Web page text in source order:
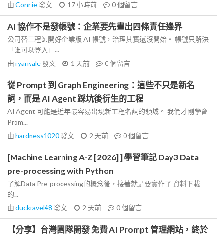
由 Connie發文 17 小時前 0個留言
AI 協作不是發帳號：企業要先畫出四條責任邊界
公司替工程師開好企業版 AI 帳號，治理其實還沒開始。 帳號只解決
「誰可以登入」...
由 ryanvale發文 1 天前 0個留言
從 Prompt 到 Graph Engineering：這些不只是新名
詞，而是 AI Agent 踩坑後衍生的工程
AI Agent 可能是近年最容易出現新工程名詞的領域。 我們才剛學會
Prom...
由 hardness1020發文 2 天前 0個留言
[Machine Learning A-Z [2026] ] 學習筆記 Day3 Data
pre-processing with Python
了解Data Pre-processing的概念後，接著就是要實作了 資料下載
的...
由 duckravel48 發文 2 天前 0個留言
【分享】台灣團隊開發 免費 AI Prompt 管理網站，終於